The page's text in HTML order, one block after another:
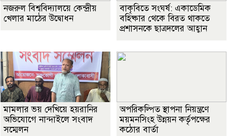
নজরুল বিশ্ববিদ্যালয়ে কেন্দ্রীয়
খেলার মাঠের উদ্বোধন
বাকৃবিতে সংঘর্ষ: একাডেমিক
বহিষ্কার থেকে বিরত থাকতে
প্রশাসনকে ছাত্রদলের আহ্বান
মামলার ভয় দেখিয়ে হয়রানির
অভিযোগে নান্দাইলে সংবাদ
সম্মেলন
অপরিকল্পিত স্থাপনা নিয়ন্ত্রণে
ময়মনসিংহ উন্নয়ন কর্তৃপক্ষের
কঠোর বার্তা